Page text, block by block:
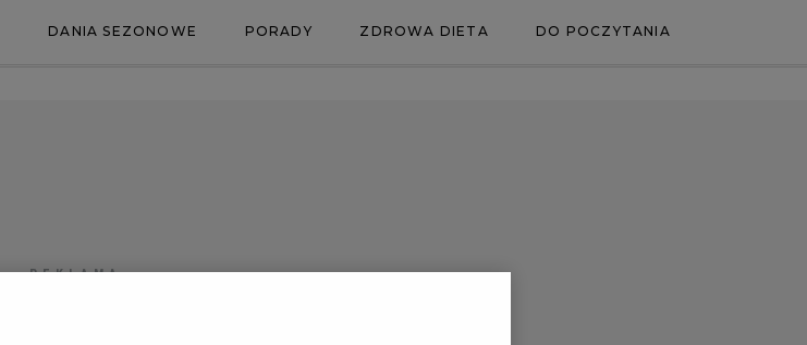
DANIA SEZONOWE PORADY ZDROWA DIETA DO POCZYTANIA